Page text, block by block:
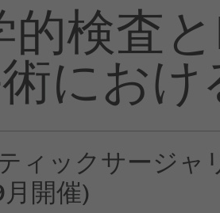
検査と
におけ
ィックサージ
開催)